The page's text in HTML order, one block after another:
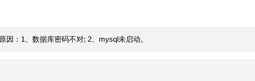
因：1、数据库密码不对; 2、mysql未启动。